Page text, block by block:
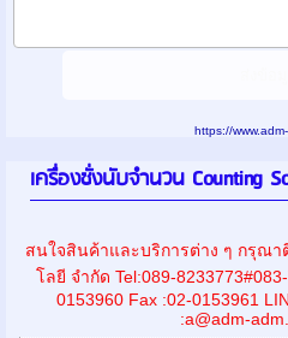
https://
เครื่องชั่งนับจำนวน Counting
สนใจสินค้าและบริการต่าง ๆ กรุณ
โลยี จำกัด Tel:089-
0153960 Fax :02-0153961
:a@adm-